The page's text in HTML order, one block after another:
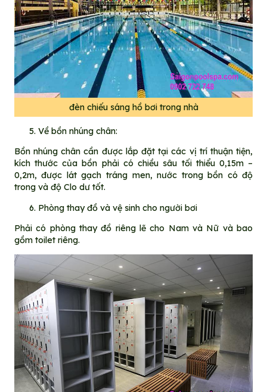
đèn chiếu sáng hồ bơi trong nhà
Về bồn nhúng chân:
Bồn nhúng chân cần được lắp đặt tại các vị trí thuận tiện,
kích thước của bồn phải có chiều sâu tối thiểu 0,15m –
0,2m, được lát gạch tráng men, nước trong bồn có độ
trong và độ Clo dư tốt.
Phòng thay đồ và vệ sinh cho người bơi
Phải có phòng thay đồ riêng lẽ cho Nam và Nữ và bao
gồm toilet riêng.